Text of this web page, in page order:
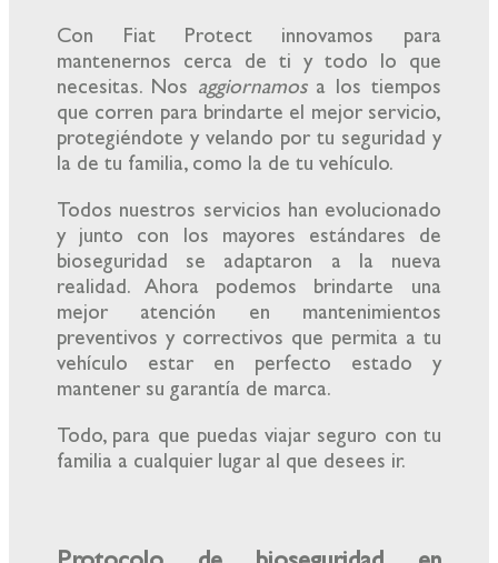
Con Fiat Protect innovamos para
mantenernos cerca de ti y todo lo que
necesitas. Nos aggiornamos a los tiempos
que corren para brindarte el mejor servicio,
protegiéndote y velando por tu seguridad y
la de tu familia, como la de tu vehículo.
Todos nuestros servicios han evolucionado
y junto con los mayores estándares de
bioseguridad se adaptaron a la nueva
realidad. Ahora podemos brindarte una
mejor atención en mantenimientos
preventivos y correctivos que permita a tu
vehículo estar en perfecto estado y
mantener su garantía de marca.
Todo, para que puedas viajar seguro con tu
familia a cualquier lugar al que desees ir.